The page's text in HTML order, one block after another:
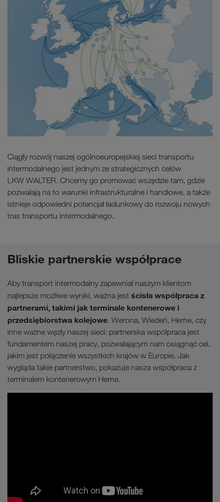
Ciągły rozwój naszej ogólnoeuropejskiej sieci transportu
intermodalnego jest jednym ze strategicznych celów
LKW WALTER. Chcemy go promować wszędzie tam, gdzie
pozwalają na to warunki infrastrukturalne i handlowe, a także
istnieje odpowiedni potencjał ładunkowy do rozwoju nowych
tras transportu intermodalnego.
Bliskie partnerskie współprace
Aby transport intermodalny zapewniał naszym klientom
najlepsze możliwe wyniki, ważna jest ścisła współpraca z
partnerami, takimi jak terminale kontenerowe i
przedsiębiorstwa kolejowe. Werona, Wiedeń, Herne, czy
inne ważne węzły naszej sieci: partnerska współpraca jest
fundamentem naszej pracy, pozwalającym nam osiągnąć cel,
jakim jest połączenie wszystkich krajów w Europie. Jak
wygląda takie partnerstwo, pokazuje nasza współpraca z
terminalem kontenerowym Herne.